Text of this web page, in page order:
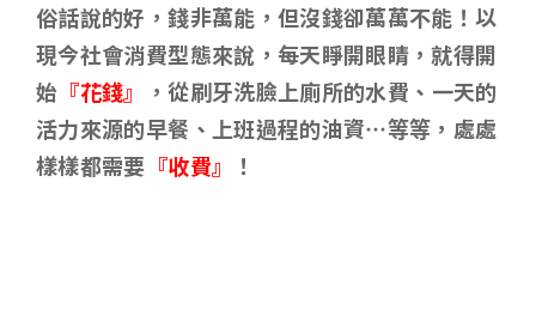
俗話說的好，錢非萬能，但沒錢卻萬萬不能！以
現今社會消費型態來說，每天睜開眼睛，就得開
始 『花錢』
，從刷牙洗臉上廁所的水費、一天的
活力來源的早餐、上班過程的油資…等等，處處
樣樣都需要 『收費』 ！